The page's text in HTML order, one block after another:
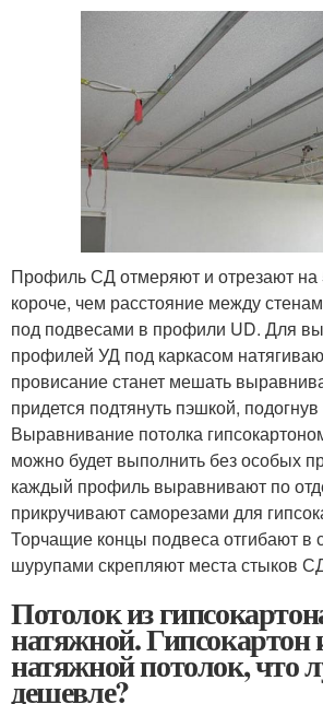
Профиль СД отмеряют и отрезают на
короче, чем расстояние между
под подвесами в профили UD. Для
профилей УД под каркасом
провисание станет мешать
придется подтянуть пэшкой,
Выравнивание потолка
можно будет выполнить без особых
каждый профиль выравнивают по
прикручивают саморезами для
Торчащие концы подвеса отгибают в
шурупами скрепляют места стыков
Потолок из
натяжной. Гипсокартон
натяжной потолок, что
дешевле?